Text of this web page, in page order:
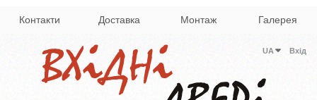
Контакти Доставка Монтаж Галерея
Вхід
UA